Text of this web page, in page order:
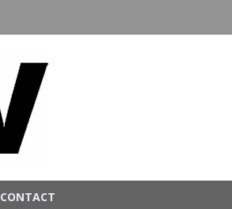
CONTACT